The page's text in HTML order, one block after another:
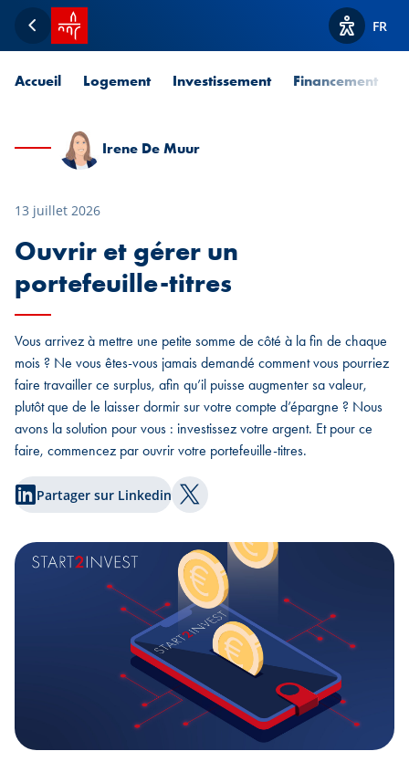
Retour
Accueil SPUERKEESS
Afficher
FR
Accueil Logement Investissement Financement
Irene De Muur
13 juillet 2026
Ouvrir et gérer un
portefeuille-titres
Vous arrivez à mettre une petite somme de côté à la fin de chaque
mois ? Ne vous êtes-vous jamais demandé comment vous pourriez
faire travailler ce surplus, afin qu’il puisse augmenter sa valeur,
plutôt que de le laisser dormir sur votre compte d’épargne ? Nous
avons la solution pour vous : investissez votre argent. Et pour ce
faire, commencez par ouvrir votre portefeuille-titres.
Partager sur Linkedin Partager sur Twitter